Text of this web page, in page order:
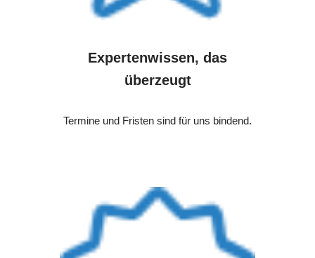
Expertenwissen, das
überzeugt
Termine und Fristen sind für uns bindend.